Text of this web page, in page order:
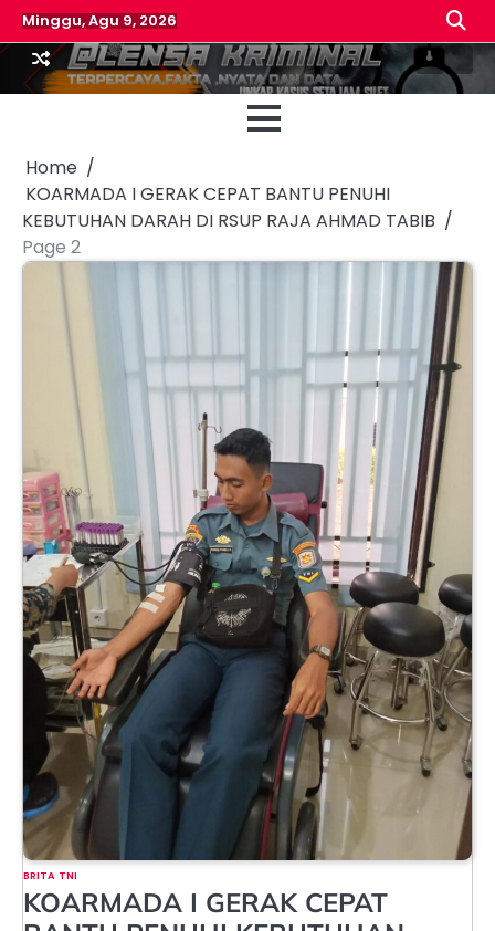
Skip
to
content
Minggu, Agu 9, 2026
Beranda
Home
KOARMADA I GERAK CEPAT BANTU PENUHI
KEBUTUHAN DARAH DI RSUP RAJA AHMAD TABIB
Page 2
BRITA TNI
KOARMADA I GERAK CEPAT